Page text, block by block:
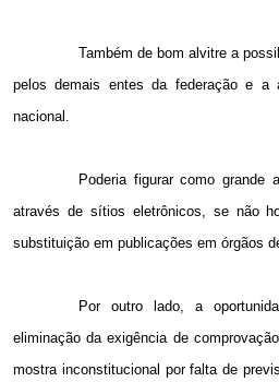
Também de bom alvitre a
pelos demais entes da federação e a
nacional.
Poderia figurar como grande
através de sítios eletrônicos, se não
substituição em publicações em órgãos
Por outro lado, a
eliminação da exigência de
mostra inconstitucional por falta de